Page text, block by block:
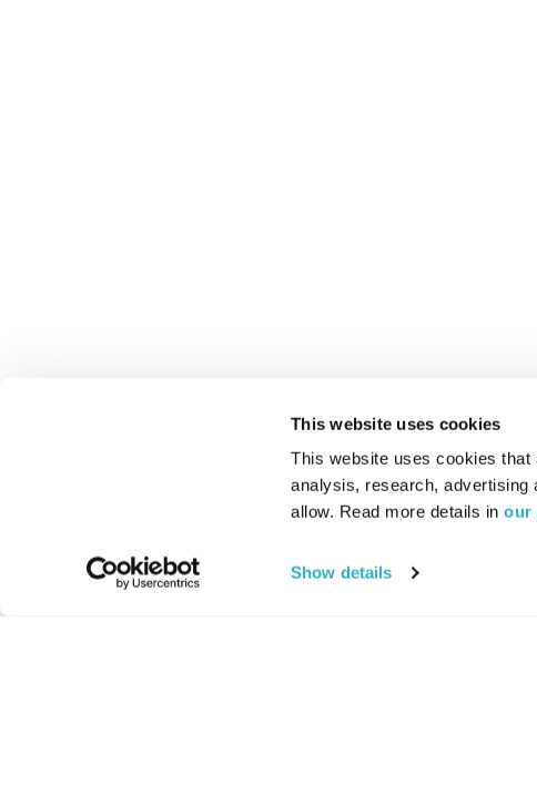
This website uses cookies
This website uses cookies
analysis, research, advertising
allow. Read more details in our
Show details